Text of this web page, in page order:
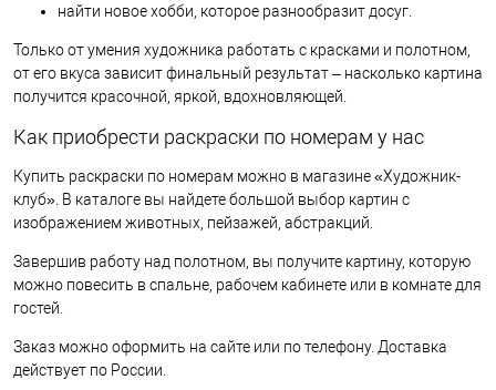
найти новое хобби, которое разнообразит досуг.
Только от умения художника работать с красками и полотном,
от его вкуса зависит финальный результат – насколько картина
получится красочной, яркой, вдохновляющей.
Как приобрести раскраски по номерам у нас
Купить раскраски по номерам можно в магазине «Художник-
клуб». В каталоге вы найдете большой выбор картин с
изображением животных, пейзажей, абстракций.
Завершив работу над полотном, вы получите картину, которую
можно повесить в спальне, рабочем кабинете или в комнате для
гостей.
Заказ можно оформить на сайте или по телефону. Доставка
действует по России.